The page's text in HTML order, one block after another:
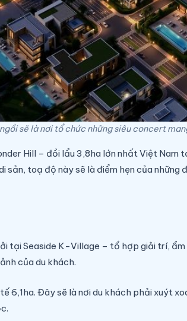
sẽ là nơi tổ chức những siêu concert
Hill – đồi lẩu 3,8ha lớn nhất Việt
toạ độ này sẽ là điểm hẹn của
tại Seaside K-Village – tổ hợp giải trí,
của du khách.
Đây sẽ là nơi du khách phải xuýt